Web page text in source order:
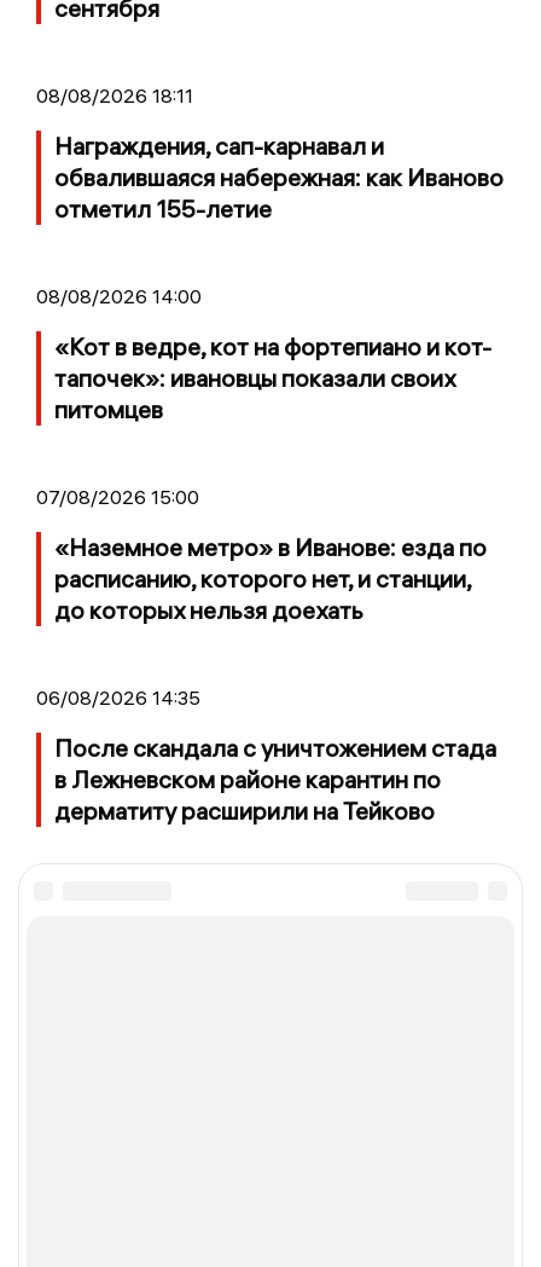
сентября
08/08/2026 18:11
Награждения, сап-карнавал и
обвалившаяся набережная: как Иваново
отметил 155-летие
08/08/2026 14:00
«Кот в ведре, кот на фортепиано и кот-
тапочек»: ивановцы показали своих
питомцев
07/08/2026 15:00
«Наземное метро» в Иванове: езда по
расписанию, которого нет, и станции,
до которых нельзя доехать
06/08/2026 14:35
После скандала с уничтожением стада
в Лежневском районе карантин по
дерматиту расширили на Тейково